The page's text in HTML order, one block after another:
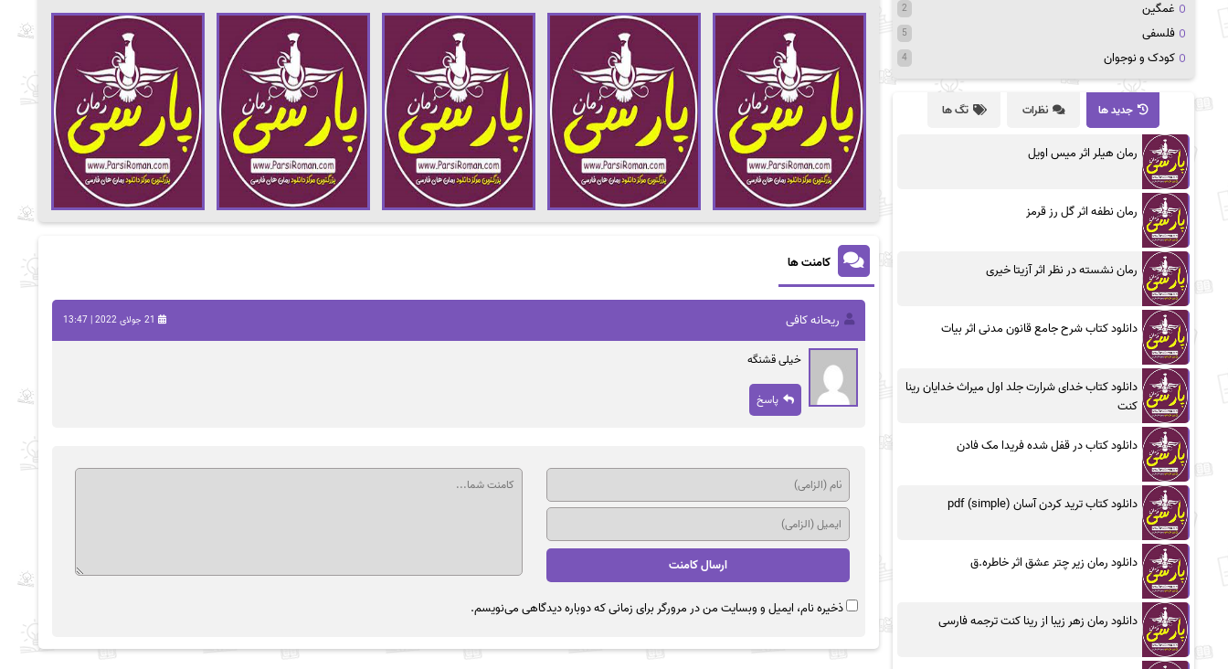
کامنت ها
ریحانه کافی 21 جولای 2022 | 13:47
خیلی قشنگه
پاسخ
ذخیره نام، ایمیل و وبسایت من در مرورگر برای زمانی که دوباره دیدگاهی می‌نویسم.
غمگین 2
فلسفی 5
کودک و نوجوان 4
جدید ها نظرات تگ ها
رمان هیلر اثر میس اویل
رمان نطفه اثر گل رز قرمز
رمان نشسته در نظر اثر آزیتا خیری
دانلود کتاب شرح جامع قانون مدنی اثر بیات
دانلود کتاب خدای شرارت جلد اول میراث خدایان رینا
کنت
دانلود کتاب در قفل شده فریدا مک فادن
دانلود کتاب ترید کردن آسان (simple) pdf
دانلود رمان زیر چتر عشق اثر خاطره.ق
دانلود رمان زهر زیبا از رینا کنت ترجمه فارسی